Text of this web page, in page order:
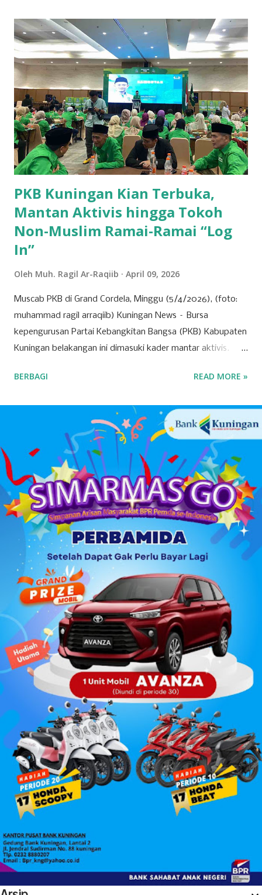
Dengan produksi sebesar 45.702 ton, Kecamatan Cilimus
menyumbangkan hampir setengah dari total produksi ubi
jalar di wilayah ini. Kondisi tanah yang subur dan teknik
pertanian yang optimal menjadikan Cilimus sebagai sentra
utama produksi ubi jalar. 2. Kecamatan Cigandamekar
Posisi kedua ditempati oleh Kecamatan Cigandamekar
dengan total produksi mencapai 28.966 ton. Daerah ini
dikenal dengan pertanian yang beragam dan kualitas ubi
jalar yang baik, sehingga mampu bersaing dengan ...
PKB Kuningan Kian Terbuka,
Mantan Aktivis hingga Tokoh
Non-Muslim Ramai-Ramai “Log
In”
Oleh Muh. Ragil Ar-Raqiib April 09, 2026
Muscab PKB di Grand Cordela, Minggu (5/4/2026), (foto:
muhammad ragil arraqiib) Kuningan News – Bursa
kepengurusan Partai Kebangkitan Bangsa (PKB) Kabupaten
Kuningan belakangan ini dimasuki kader mantar aktivis.
semakin menunjukkan wajah barunya sebagai partai yang
muda dari berbagai latar belakang mulai menyatakan
ketertarikannya untuk bergabung atau "log in" ke partai
tersebut. Drs. H. Ujang Kosasih, Ketua PKB Kuningan,
menyebut PKB saat ini adalah wadah bagi seluruh warga
negara tanpa melihat latar belakang organisasi maupun
agama. Fenomena menarik perhatian adalah bergabungnya
sejumlah nama besar dari kalangan aktivis muda, seperti
Sadam Husain. Ada anak muda dari kalangan
Muhammadiyah, NU, hingga mantan aktivis dari organisasi
mahasiswa seperti, PMII dan GMNI yang ikut merapat.
“Alhamdulillah di Muscab kali ini dalam rangka menyusun
struktur DPC ke depan 202...
BERBAGI READ MORE »